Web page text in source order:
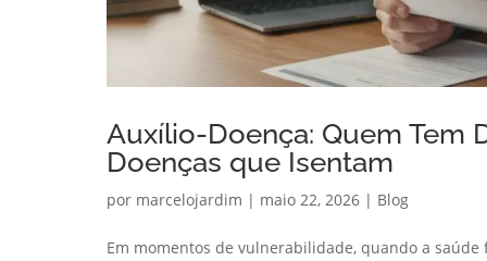
Auxílio-Doença: Quem Tem
Doenças que Isentam
por marcelojardim | maio 22, 2026 | Blog
Em momentos de vulnerabilidade, quando a